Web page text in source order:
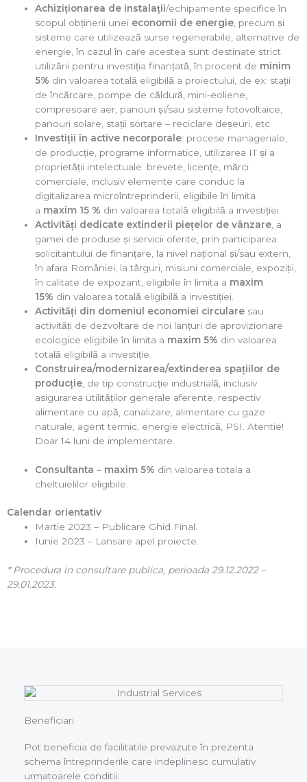
Achiziționarea de instalații/echipamente specifice în
scopul obținerii unei economii de energie , precum și
sisteme care utilizează surse regenerabile, alternative de
energie, în cazul în care acestea sunt destinate strict
utilizării pentru investiția finanțată, în procent de minim
5% din valoarea totală eligibilă a proiectului, de ex: stații
de încărcare, pompe de căldură, mini-eoliene,
compresoare aer, panouri și/sau sisteme fotovoltaice,
panouri solare, stații sortare – reciclare deșeuri, etc.
Investiții în active necorporale: procese manageriale,
de producție, programe informatice, utilizarea IT și a
proprietății intelectuale: brevete, licențe, mărci
comerciale, inclusiv elemente care conduc la
digitalizarea microîntreprinderii, eligibile în limita
a maxim 15 % din valoarea totală eligibilă a investiției.
Activități dedicate extinderii piețelor de vânzare , a
gamei de produse și servicii oferite, prin participarea
solicitantului de finanțare, la nivel național și/sau extern,
în afara României, la târguri, misiuni comerciale, expoziții,
în calitate de expozant, eligibile în limita a maxim
15% din valoarea totală eligibilă a investiției.
Activități din domeniul economiei circulare sau
activități de dezvoltare de noi lanțuri de aprovizionare
ecologice eligibile în limita a maxim 5% din valoarea
totală eligibilă a investiție.
Construirea/modernizarea/extinderea spațiilor de
producție , de tip construcție industrială, inclusiv
asigurarea utilităților generale aferente, respectiv
alimentare cu apă, canalizare, alimentare cu gaze
naturale, agent termic, energie electrică, PSI. Atentie!
Doar 14 luni de implementare.
Consultanta – maxim 5% din valoarea totala a
cheltuielilor eligibile.
Calendar orientativ
Martie 2023 – Publicare Ghid Final.
Iunie 2023 – Lansare apel proiecte.
* Procedura in consultare publica, perioada 29.12.2022 –
29.01.2023.
Beneficiari
Pot beneficia de facilitatile prevazute în prezenta
schema întreprinderile care indeplinesc cumulativ
urmatoarele conditii: